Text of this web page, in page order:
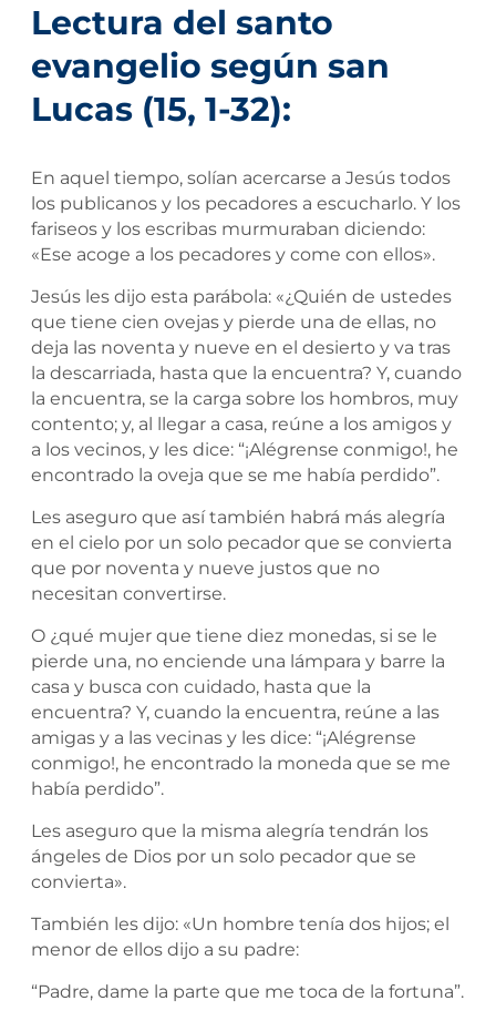
Lectura del santo
evangelio según san
Lucas (15, 1-32):
En aquel tiempo, solían acercarse a Jesús todos
los publicanos y los pecadores a escucharlo. Y los
fariseos y los escribas murmuraban diciendo:
«Ese acoge a los pecadores y come con ellos».
Jesús les dijo esta parábola: «¿Quién de ustedes
que tiene cien ovejas y pierde una de ellas, no
deja las noventa y nueve en el desierto y va tras
la descarriada, hasta que la encuentra? Y, cuando
la encuentra, se la carga sobre los hombros, muy
contento; y, al llegar a casa, reúne a los amigos y
a los vecinos, y les dice: “¡Alégrense conmigo!, he
encontrado la oveja que se me había perdido”.
Les aseguro que así también habrá más alegría
en el cielo por un solo pecador que se convierta
que por noventa y nueve justos que no
necesitan convertirse.
O ¿qué mujer que tiene diez monedas, si se le
pierde una, no enciende una lámpara y barre la
casa y busca con cuidado, hasta que la
encuentra? Y, cuando la encuentra, reúne a las
amigas y a las vecinas y les dice: “¡Alégrense
conmigo!, he encontrado la moneda que se me
había perdido”.
Les aseguro que la misma alegría tendrán los
ángeles de Dios por un solo pecador que se
convierta».
También les dijo: «Un hombre tenía dos hijos; el
menor de ellos dijo a su padre:
“Padre, dame la parte que me toca de la fortuna”.